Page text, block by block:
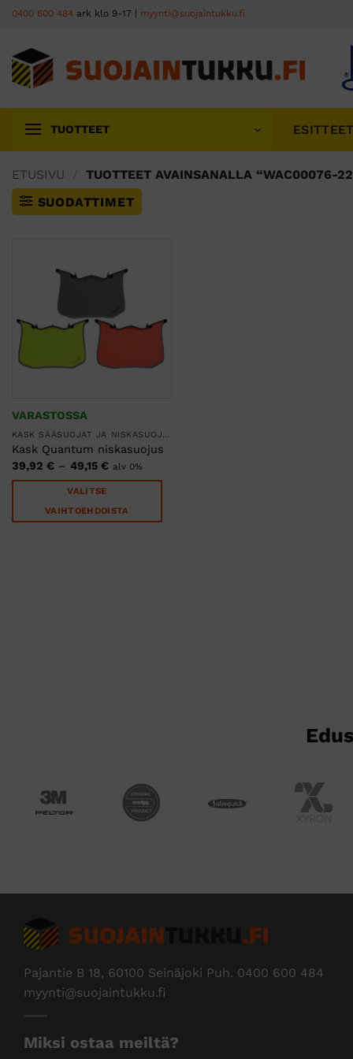
Skip
content
0400 600 484 ark klo 9-17 | myynti@suojaintukku.fi
TUOTTEET ESITTEET
ETUSIVU
TUOTTEET AVAINSANALLA “WAC00076-
SUODATTIMET
VARASTOSSA
KASK SÄÄSUOJAT JA NISKASUOJAT
Kask Quantum niskasuojus
39,92 € – 49,15 €Hintaluokka:
alv 0%
VALITSE
VAIHTOEHDOISTA
Pajantie B 18, 60100 Seinäjoki Puh. 0400 600 484
myynti@suojaintukku.fi
Miksi ostaa meiltä?